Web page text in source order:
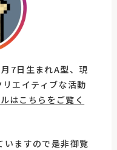
7日生まれA型、現
エイティブな活動
はこちらをご覧く
ますので是非御覧